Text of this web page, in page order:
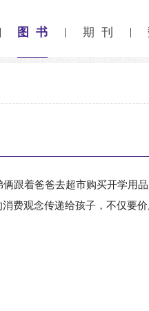
图 书 期 刊
俩跟着爸爸去超市购买开学
费观念传递给孩子，不仅要